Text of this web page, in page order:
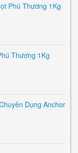
Phú Thương 1Kg
Thương 1Kg
Dụng Anchor